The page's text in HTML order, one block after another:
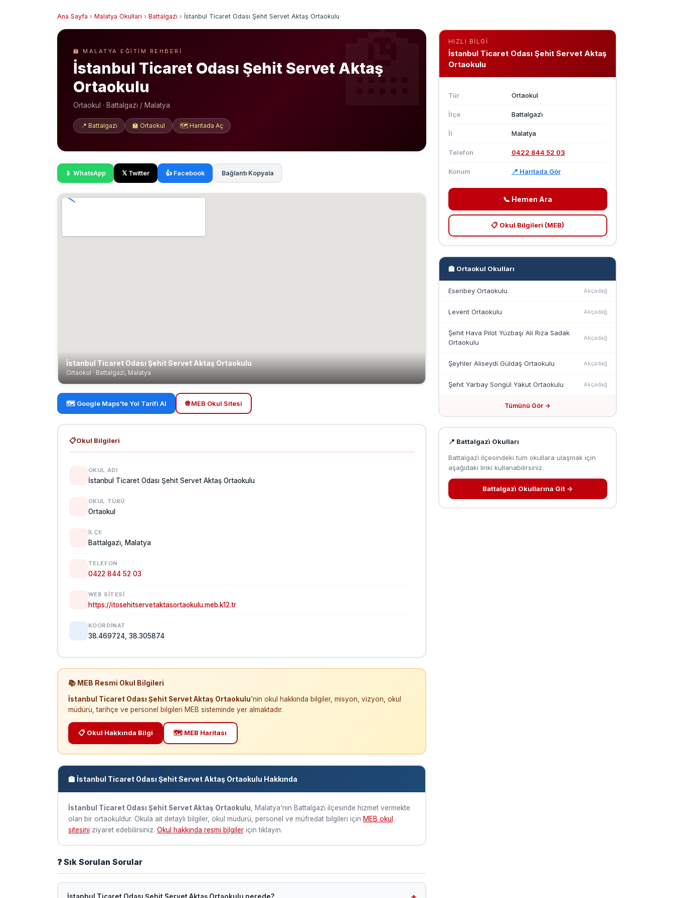
Ana Sayfa › Malatya Okulları › Battalgazi̇ › İstanbul Ticaret Odası Şehit Servet Aktaş Ortaokulu
🏫 MALATYA EĞITIM REHBERI
İstanbul Ticaret Odası Şehit Servet Aktaş
Ortaokulu
Ortaokul · Battalgazi̇ / Malatya
📍 Battalgazi̇ 🏫 Ortaokul 🗺️ Haritada Aç
📱 WhatsApp 𝕏 Twitter 👍 Facebook Bağlantı Kopyala
İstanbul Ticaret Odası Şehit Servet Aktaş Ortaokulu
Ortaokul · Battalgazi̇, Malatya
🗺️ Google Maps'te Yol Tarifi Al 🌐 MEB Okul Sitesi
📋Okul Bilgileri
OKUL ADI
İstanbul Ticaret Odası Şehit Servet Aktaş Ortaokulu
OKUL TÜRÜ
Ortaokul
İLÇE
Battalgazi̇, Malatya
TELEFON
0422 844 52 03
WEB SITESI
https://itosehitservetaktasortaokulu.meb.k12.tr
KOORDINAT
38.469724, 38.305874
📚 MEB Resmi Okul Bilgileri
İstanbul Ticaret Odası Şehit Servet Aktaş Ortaokulu'nin okul hakkında bilgiler, misyon, vizyon, okul
müdürü, tarihçe ve personel bilgileri MEB sisteminde yer almaktadır.
📋 Okul Hakkında Bilgi 🗺️ MEB Haritası
🏫 İstanbul Ticaret Odası Şehit Servet Aktaş Ortaokulu Hakkında
İstanbul Ticaret Odası Şehit Servet Aktaş Ortaokulu , Malatya'nın Battalgazi̇ ilçesinde hizmet vermekte
olan bir ortaokuldur. Okula ait detaylı bilgiler, okul müdürü, personel ve müfredat bilgileri için MEB okul
sitesini ziyaret edebilirsiniz. Okul hakkında resmi bilgileriçin tıklayın.
❓ Sık Sorulan Sorular
HIZLI BILGI
İstanbul Ticaret Odası Şehit Servet Aktaş
Ortaokulu
Tür Ortaokul
İlçe Battalgazi̇
İl Malatya
Telefon 0422 844 52 03
Konum 📍 Haritada Gör
📞 Hemen Ara
📋 Okul Bilgileri (MEB)
🏫 Ortaokul Okulları
Esenbey Ortaokulu Akçadağ
Levent Ortaokulu Akçadağ
Şehit Hava Pilot Yüzbaşı Ali Rıza Sadak
Ortaokulu
Akçadağ
Şeyhler Aliseydi Güldaş Ortaokulu Akçadağ
Şehit Yarbay Songül Yakut Ortaokulu Akçadağ
Tümünü Gör →
📍 Battalgazi̇ Okulları
Battalgazi̇ ilçesindeki tüm okullara ulaşmak için
aşağıdaki linki kullanabilirsiniz.
Battalgazi̇ Okullarına Git →